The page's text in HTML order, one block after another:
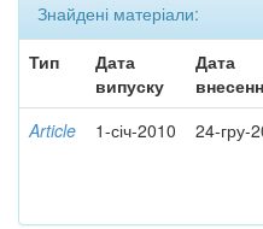
Знайдені матеріали:
Тип
Дата
випуску
Дата
Article 1-січ-2010 24-гру-